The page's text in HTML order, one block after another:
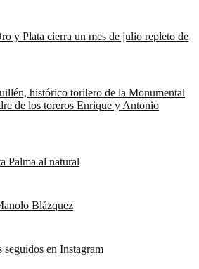
y Plata cierra un mes de julio repleto de
histórico torilero de la Monumental
de los toreros Enrique y Antonio
Palma al natural
Blázquez
seguidos en Instagram